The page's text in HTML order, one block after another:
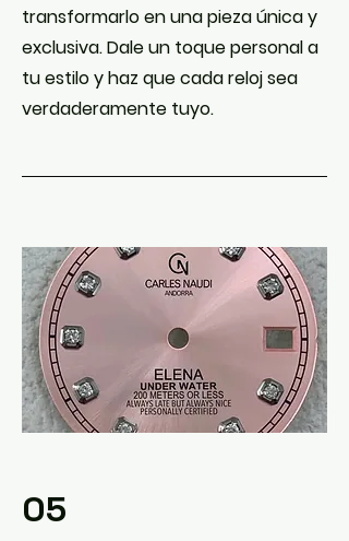
transformarlo en una pieza única y
exclusiva. Dale un toque personal a
tu estilo y haz que cada reloj sea
verdaderamente tuyo.
05